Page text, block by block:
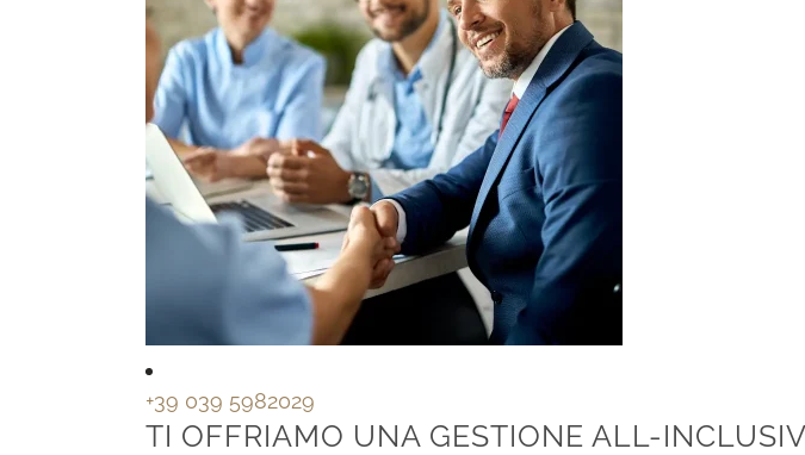
+39 039 5982029
TI OFFRIAMO UNA GESTIONE ALL-